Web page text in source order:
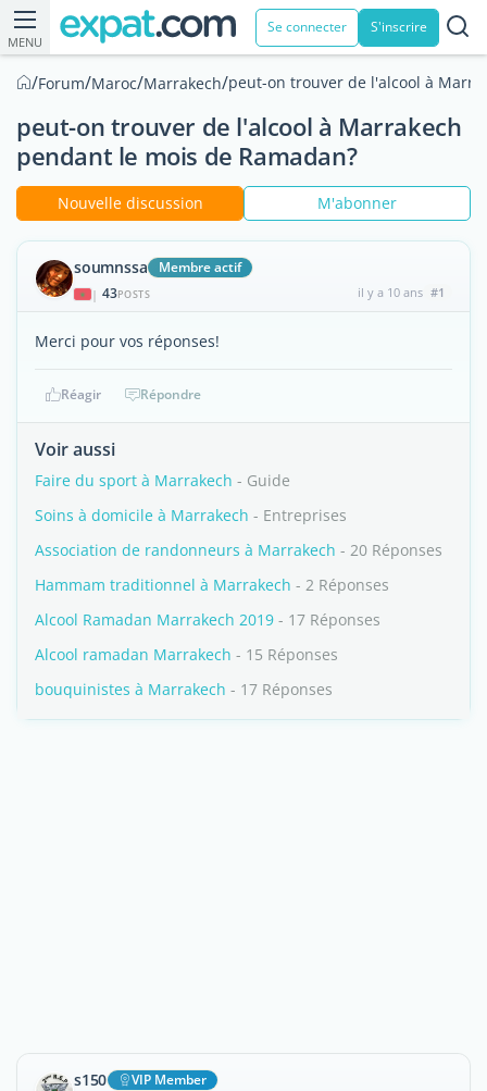
MENU
Se connecter S'inscrire
/Forum/Maroc/Marrakech/peut-on trouver de l'alcool à
peut-on trouver de l'alcool à Marrakech
pendant le mois de Ramadan?
Nouvelle discussion M'abonner
soumnssa Membre actif
| 43POSTS il y a 10 ans #1
Merci pour vos réponses!
Réagir Répondre
Voir aussi
Faire du sport à Marrakech - Guide
Soins à domicile à Marrakech - Entreprises
Association de randonneurs à Marrakech - 20 Réponses
Hammam traditionnel à Marrakech - 2 Réponses
Alcool Ramadan Marrakech 2019 - 17 Réponses
Alcool ramadan Marrakech - 15 Réponses
bouquinistes à Marrakech - 17 Réponses
s150 VIP Member